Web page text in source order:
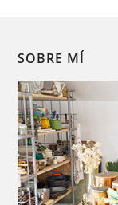
SOBRE MÍ